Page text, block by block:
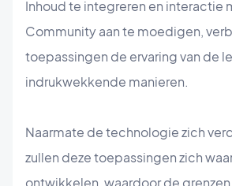
Inhoud te integreren en interactie
Community aan te moedigen,
toepassingen de ervaring van de
indrukwekkende manieren.
Naarmate de technologie zich
zullen deze toepassingen zich
ontwikkelen, waardoor de